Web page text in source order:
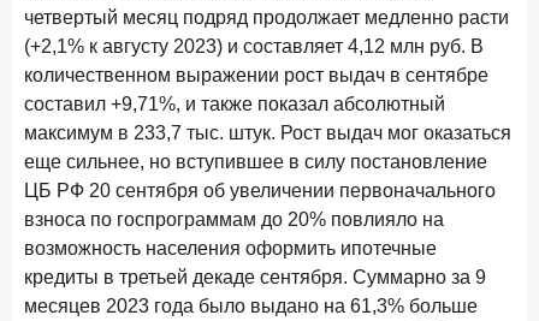
3 июля 2026 года
«Скорость измеряется секундами». Новые стандарты
25 июня 2026 года ИССЛЕДОВАНИЕ
Ипотека в России: итоги мая 2026 года в цифрах
22 июня 2026 года
«Честность — индустриальный стандарт»: как банки
завоевывают лояльность private-клиентов
Рассылка Frank RG
четвертый месяц подряд продолжает медленно расти
(+2,1% к августу 2023) и составляет 4,12 млн руб. В
количественном выражении рост выдач в сентябре
составил +9,71%, и также показал абсолютный
максимум в 233,7 тыс. штук. Рост выдач мог оказаться
еще сильнее, но вступившее в силу постановление
ЦБ РФ 20 сентября об увеличении первоначального
взноса по госпрограммам до 20% повлияло на
возможность населения оформить ипотечные
кредиты в третьей декаде сентября. Суммарно за 9
месяцев 2023 года было выдано на 61,3% больше